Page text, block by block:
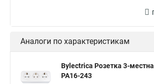
Аналоги по характеристикам
Bylectrica Розетка 3-
РА16-243